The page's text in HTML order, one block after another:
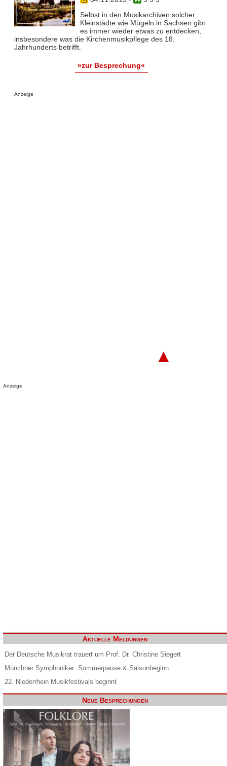
Selbst in den Musikarchiven solcher
Kleinstädte wie Mügeln in Sachsen gibt
es immer wieder etwas zu entdecken,
insbesondere was die Kirchenmusikpflege des 18.
Jahrhunderts betrifft.
»zur Besprechung«
Anzeige
▲
Anzeige
Aktuelle Meldungen
Der Deutsche Musikrat trauert um Prof. Dr. Christine Siegert
Münchner Symphoniker: Sommerpause & Saisonbeginn
22. Niederrhein Musikfestivals beginnt
Neue Besprechungen